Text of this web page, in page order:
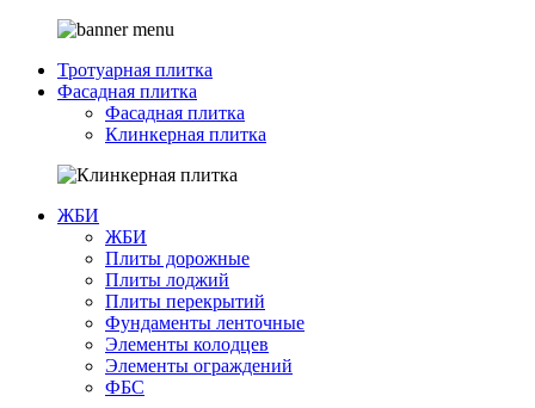
Тротуарная плитка
Фасадная плитка
Фасадная плитка
Клинкерная плитка
ЖБИ
ЖБИ
Плиты дорожные
Плиты лоджий
Плиты перекрытий
Фундаменты ленточные
Элементы колодцев
Элементы ограждений
ФБС